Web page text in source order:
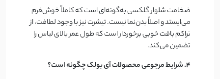
ضخامت شلوار گلکسی به‌گونه‌ای است که کاملاً خوش‌فرم
می‌ایستد و اصلاً بدن‌نما نیست. تیشرت نیز با وجود لطافت، از
تراکم بافت خوبی برخوردار است که طول عمر بالای لباس را
تضمین می‌کند.
۴. شرایط مرجوعی محصولات آی بولک چگونه است؟